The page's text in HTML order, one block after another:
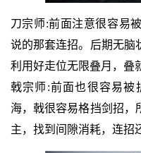
刀宗师:前面注意很容易
说的那套连招。后期无脑
利用好走位无限叠月，叠
戟宗师:前面也很容易被
海，戟很容易格挡剑招，
主，找到间隙消耗，连招